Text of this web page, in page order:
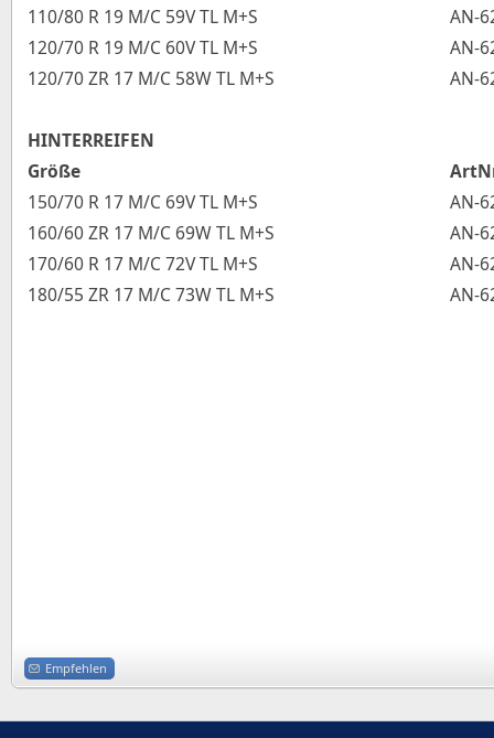
110/80 R 19 M/C 59V TL M+S
AN-
120/70 R 19 M/C 60V TL M+S
AN-
120/70 ZR 17 M/C 58W TL M+S
AN-
HINTERREIFEN
Größe
150/70 R 17 M/C 69V TL M+S
AN-
160/60 ZR 17 M/C 69W TL M+S
AN-
170/60 R 17 M/C 72V TL M+S
AN-
180/55 ZR 17 M/C 73W TL M+S
AN-
Empfehlen